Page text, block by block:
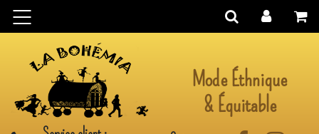
Aller au contenu
Mode Éthnique
& Équitable